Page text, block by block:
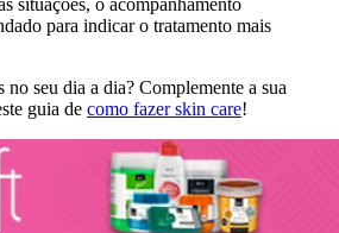
situações, o acompanhamento
para indicar o tratamento mais
seu dia a dia? Complemente a sua
guia de como fazer skin care!